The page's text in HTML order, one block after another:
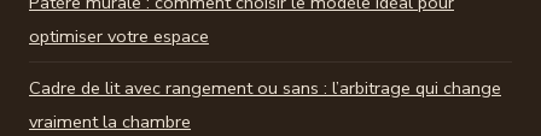
optimiser votre espace
Cadre de lit avec rangement ou sans : l’arbitrage qui change
vraiment la chambre